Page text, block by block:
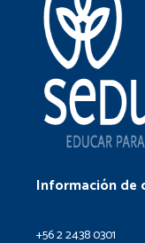
Información de
+56 2 2438 0301